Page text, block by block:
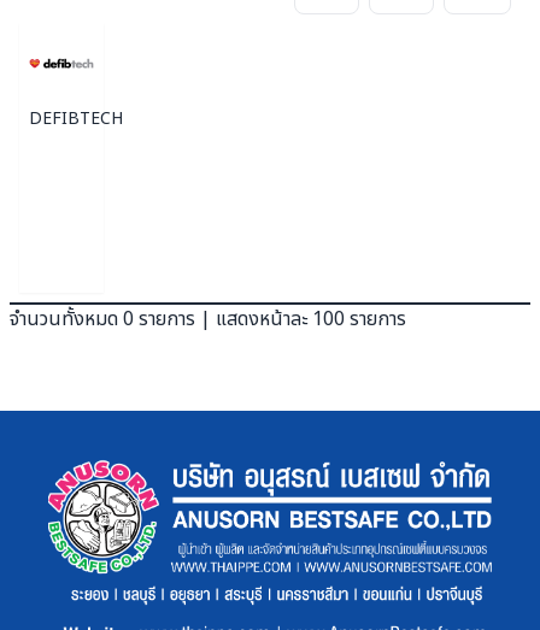
DEFIBTECH
จำนวนทั้งหมด 0 รายการ | แสดงหน้าละ 100 รายการ